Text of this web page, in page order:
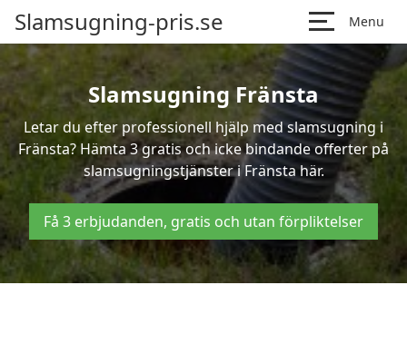
Slamsugning-pris.se Menu
Slamsugning Fränsta
Letar du efter professionell hjälp med slamsugning i
Fränsta? Hämta 3 gratis och icke bindande offerter på
slamsugningstjänster i Fränsta här.
Få 3 erbjudanden, gratis och utan förpliktelser